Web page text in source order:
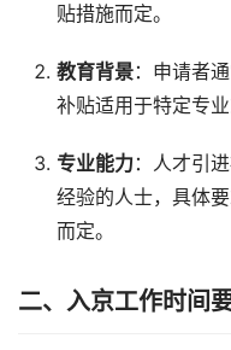
贴措施而定。
教育背景：申请者
补贴适用于特定专
专业能力：人才引
经验的人士，具体
而定。
二、入京工作时间